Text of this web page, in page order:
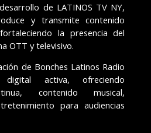
de LATINOS TV NY,
y transmite contenido
la presencia del
OTT y televisivo.
de Bonches Latinos Radio
activa, ofreciendo
contenido musical,
para audiencias